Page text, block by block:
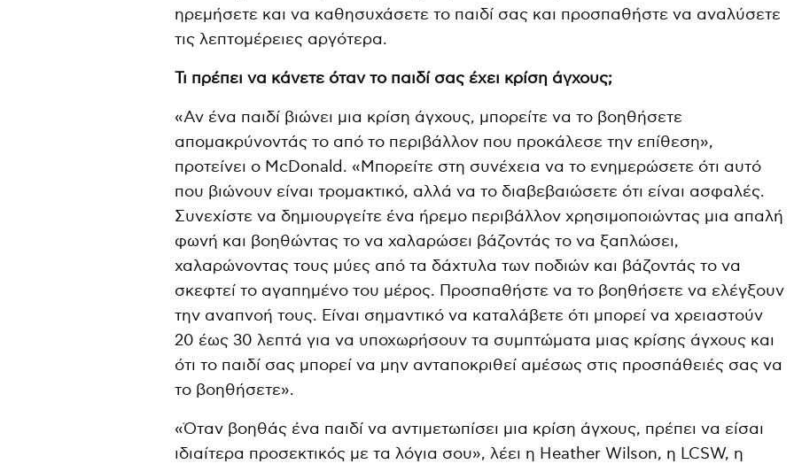
ηρεμήσετε και να καθησυχάσετε το παιδί σας και προσπαθήστε να αναλύσετε
τις λεπτομέρειες αργότερα.
Τι πρέπει να κάνετε όταν το παιδί σας έχει κρίση άγχους;
«Αν ένα παιδί βιώνει μια κρίση άγχους, μπορείτε να το βοηθήσετε
απομακρύνοντάς το από το περιβάλλον που προκάλεσε την επίθεση»,
προτείνει ο McDonald. «Μπορείτε στη συνέχεια να το ενημερώσετε ότι αυτό
που βιώνουν είναι τρομακτικό, αλλά να το διαβεβαιώσετε ότι είναι ασφαλές.
Συνεχίστε να δημιουργείτε ένα ήρεμο περιβάλλον χρησιμοποιώντας μια απαλή
φωνή και βοηθώντας το να χαλαρώσει βάζοντάς το να ξαπλώσει,
χαλαρώνοντας τους μύες από τα δάχτυλα των ποδιών και βάζοντάς το να
σκεφτεί το αγαπημένο του μέρος. Προσπαθήστε να το βοηθήσετε να ελέγξουν
την αναπνοή τους. Είναι σημαντικό να καταλάβετε ότι μπορεί να χρειαστούν
20 έως 30 λεπτά για να υποχωρήσουν τα συμπτώματα μιας κρίσης άγχους και
ότι το παιδί σας μπορεί να μην ανταποκριθεί αμέσως στις προσπάθειές σας να
το βοηθήσετε».
«Όταν βοηθάς ένα παιδί να αντιμετωπίσει μια κρίση άγχους, πρέπει να είσαι
ιδιαίτερα προσεκτικός με τα λόγια σου», λέει η Heather Wilson, η LCSW, η